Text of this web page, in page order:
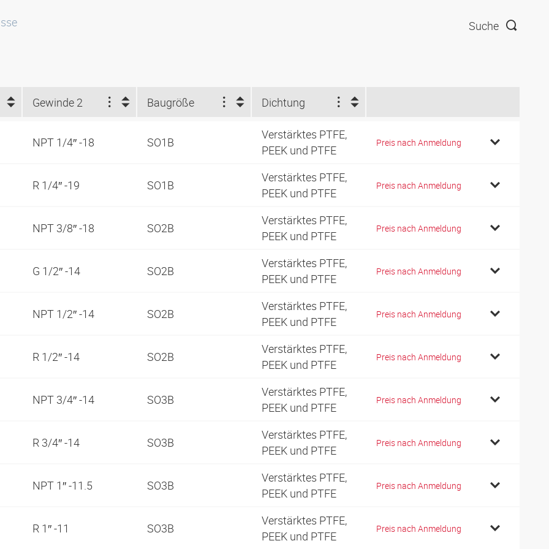
Suche
Gewinde 2 Baugröße Dichtung
NPT 1/4″ -18 SO1B
Verstärktes PTFE,
PEEK und PTFE
Preis nach Anmeldung
R 1/4″ -19 SO1B
Verstärktes PTFE,
PEEK und PTFE
Preis nach Anmeldung
NPT 3/8″ -18 SO2B
Verstärktes PTFE,
PEEK und PTFE
Preis nach Anmeldung
G 1/2″ -14 SO2B
Verstärktes PTFE,
PEEK und PTFE
Preis nach Anmeldung
NPT 1/2″ -14 SO2B
Verstärktes PTFE,
PEEK und PTFE
Preis nach Anmeldung
R 1/2″ -14 SO2B
Verstärktes PTFE,
PEEK und PTFE
Preis nach Anmeldung
NPT 3/4″ -14 SO3B
Verstärktes PTFE,
PEEK und PTFE
Preis nach Anmeldung
R 3/4″ -14 SO3B
Verstärktes PTFE,
PEEK und PTFE
Preis nach Anmeldung
NPT 1″ -11.5 SO3B
Verstärktes PTFE,
PEEK und PTFE
Preis nach Anmeldung
R 1″ -11 SO3B
Verstärktes PTFE,
PEEK und PTFE
Preis nach Anmeldung